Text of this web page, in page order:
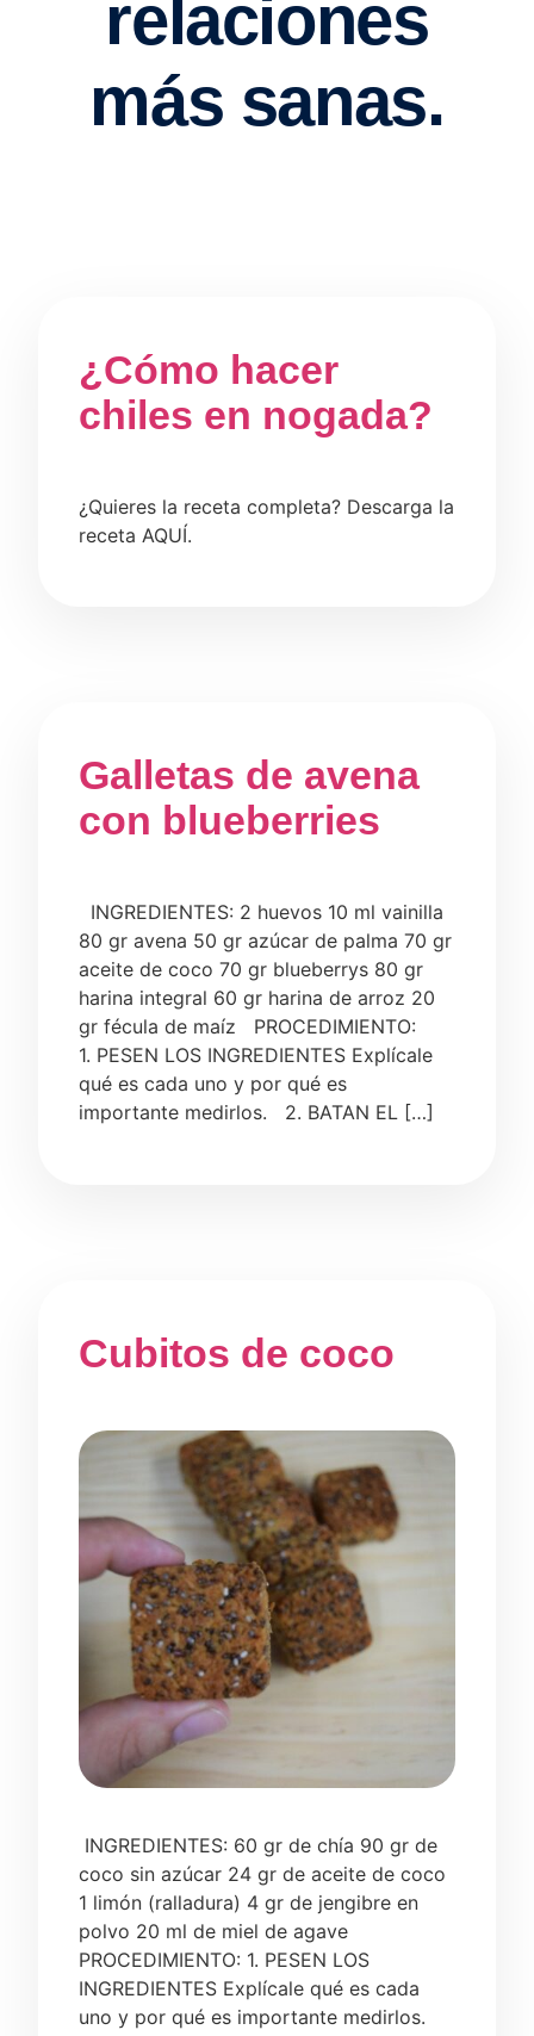
¿Cómo hacer
chiles en nogada?
¿Quieres la receta completa? Descarga la
receta AQUÍ.
Galletas de avena
con blueberries
INGREDIENTES: 2 huevos 10 ml vainilla
80 gr avena 50 gr azúcar de palma 70 gr
aceite de coco 70 gr blueberrys 80 gr
harina integral 60 gr harina de arroz 20
gr fécula de maíz PROCEDIMIENTO:
1. PESEN LOS INGREDIENTES Explícale
qué es cada uno y por qué es
importante medirlos. 2. BATAN EL […]
Cubitos de coco
INGREDIENTES: 60 gr de chía 90 gr de
coco sin azúcar 24 gr de aceite de coco
1 limón (ralladura) 4 gr de jengibre en
polvo 20 ml de miel de agave
PROCEDIMIENTO: 1. PESEN LOS
INGREDIENTES Explícale qué es cada
uno y por qué es importante medirlos.